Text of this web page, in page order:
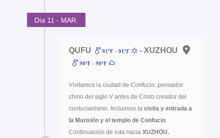
Día 11 - MAR.
QUFU 91ºF - 91ºF - XUZHOU
90ºF - 90ºF
Visitamos la ciudad de Confucio, pensador
chino del siglo V antes de Cristo creador del
confucianismo. Incluimos la visita y entrada a
la Mansión y el templo de Confucio
Continuación de ruta hacia XUZHOU.